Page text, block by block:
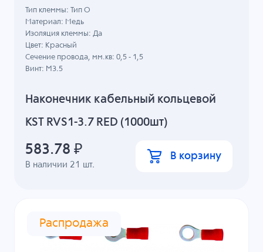
Наконечник кабельный кольцевой
KST RVS1-3.7 RED (1000шт)
В наличии 21 шт.
Тип клеммы: Тип О
Материал: Медь
Изоляция клеммы: Да
Цвет: Красный
Сечение провода, мм.кв: 0,5 - 1,5
Винт: M3.5
583.78 ₽ В корзину
Распродажа